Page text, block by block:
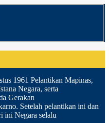
1961 Pelantikan Mapinas,
Negara, serta
Gerakan
Setelah pelantikan ini dan
ini Negara selalu